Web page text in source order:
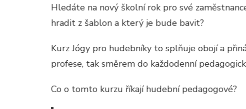
Hledáte na nový školní rok pro své
hradit z šablon a který je bude bavit?
Kurz Jógy pro hudebníky to splňuje obojí a
profese, tak směrem do každodenní
Co o tomto kurzu říkají hudební pedagogové?